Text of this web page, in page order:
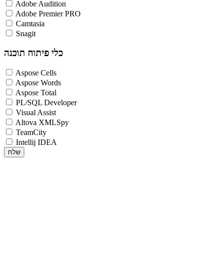
Adobe Audition
Adobe Premier PRO
Camtasia
Snagit
כלי פיתוח תוכנה
Aspose Cells
Aspose Words
Aspose Total
PL/SQL Developer
Visual Assist
Altova XMLSpy
TeamCity
Intellij IDEA